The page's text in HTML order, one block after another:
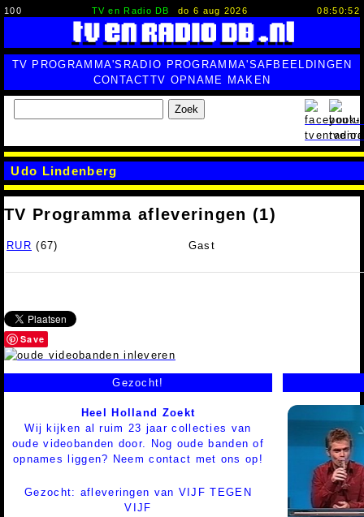
100 TV en Radio DB do 6 aug 2026 08:50:53
TV PROGRAMMA'S RADIO PROGRAMMA'SAFBEELDINGEN
CONTACTTV OPNAME MAKEN
Zoek
Udo Lindenberg
TV Programma afleveringen (1)
RUR (67) Gast
Save
Gezocht!
Heel Holland Zoekt
Wij kijken al ruim 23 jaar collecties van
oude videobanden door. Nog oude banden of
opnames liggen? Neem contact met ons op!
Gezocht: afleveringen van VIJF TEGEN
VIJF